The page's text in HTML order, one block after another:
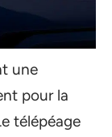
une
pour la
télépéage